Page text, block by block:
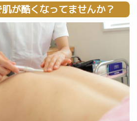
が酷くなってませんか？